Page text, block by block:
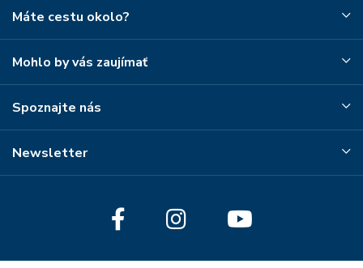
Máte cestu okolo?
Mohlo by vás zaujímať
Spoznajte nás
Newsletter